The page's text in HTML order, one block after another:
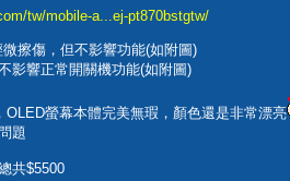
tw/mobile-a...ej-pt870bstgtw/
擦傷，但不影響功能(如附圖)
影響正常開關機功能(如附圖)
OLED螢幕本體完美無瑕，顏色還是非常漂亮
題
共$5500